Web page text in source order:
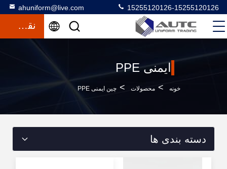
ahuniform@live.com 15255120126-15255120126
نقل قول
ایمنی PPE
خونه > محصولات > چین ایمنی PPE
دسته بندی ها